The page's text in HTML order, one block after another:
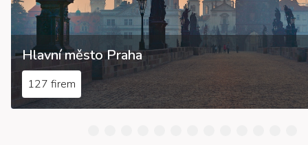
Hlavní město Praha
127 firem